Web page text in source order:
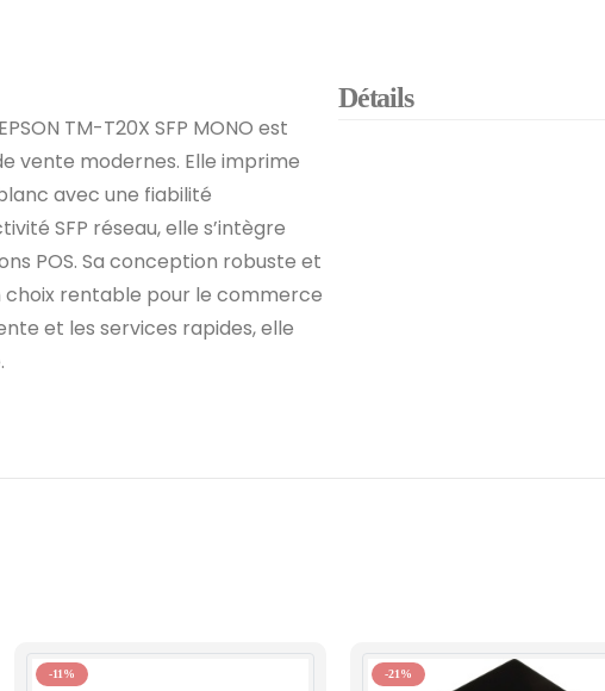
TM-T20X SFP MONO est
vente modernes. Elle imprime
avec une fiabilité
SFP réseau, elle s’intègre
POS. Sa conception robuste et
rentable pour le commerce
et les services rapides, elle
Détails
-11% -21%